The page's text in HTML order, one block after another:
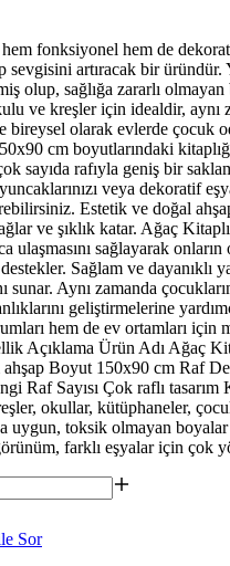
fonksiyonel hem de
sevgisini artıracak bir
olup, sağlığa zararlı
ve kreşler için idealdir, aynı
bireysel olarak evlerde çocuk
cm boyutlarındaki
sayıda rafıyla geniş bir
veya dekoratif
Estetik ve doğal
ve şıklık katar. Ağaç
ulaşmasını sağlayarak onların
destekler. Sağlam ve dayanıklı
sunar. Aynı zamanda
geliştirmelerine
hem de ev ortamları için
Açıklama Ürün Adı Ağaç
Boyut 150x90 cm Raf
Raf Sayısı Çok raflı tasarım
okullar, kütüphaneler,
uygun, toksik olmayan
farklı eşyalar için çok
Sor